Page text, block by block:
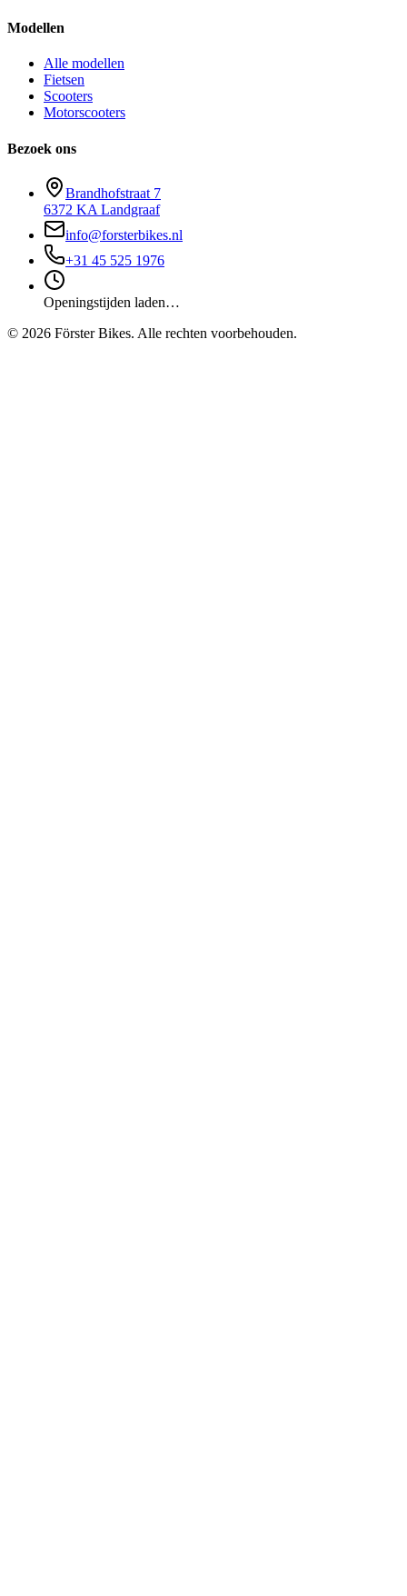
Modellen
Alle modellen
Fietsen
Scooters
Motorscooters
Bezoek ons
Brandhofstraat 7
6372 KA Landgraaf
info@forsterbikes.nl
+31 45 525 1976
Openingstijden laden…
© 2026 Förster Bikes. Alle rechten voorbehouden.